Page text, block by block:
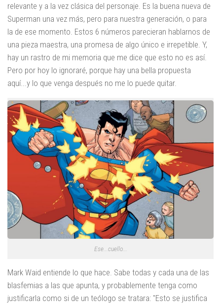
relevante y a la vez clásica del personaje. Es la buena nueva de
Superman una vez más, pero para nuestra generación, o para
la de ese momento. Estos 6 números parecieran hablarnos de
una pieza maestra, una promesa de algo único e irrepetible. Y,
hay un rastro de mi memoria que me dice que esto no es así.
Pero por hoy lo ignoraré, porque hay una bella propuesta
aquí...y lo que venga después no me lo puede quitar.
Ese...cuello...
Mark Waid entiende lo que hace. Sabe todas y cada una de las
blasfemias a las que apunta, y probablemente tenga como
justificarla como si de un teólogo se tratara: "Esto se justifica